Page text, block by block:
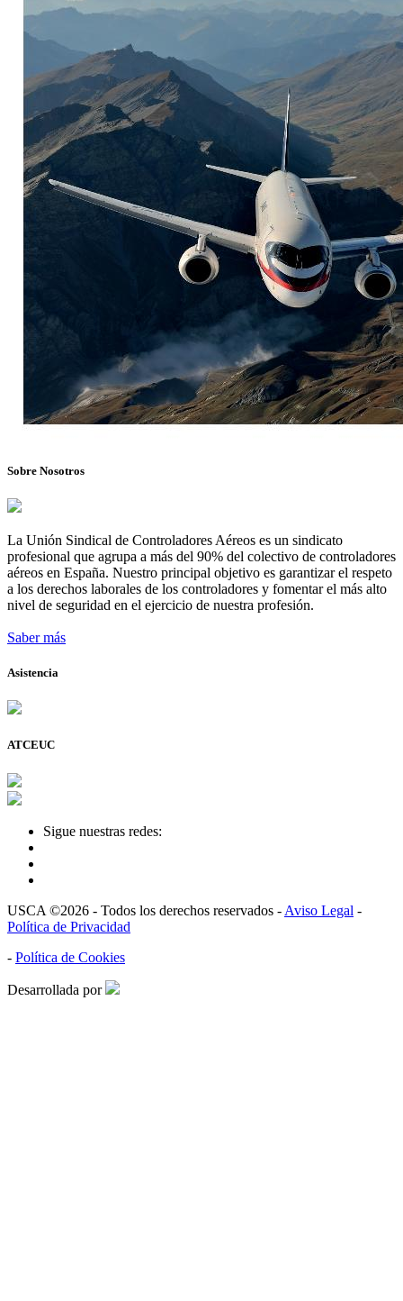
Sobre Nosotros
La Unión Sindical de Controladores Aéreos es un sindicato
profesional que agrupa a más del 90% del colectivo de controladores
aéreos en España. Nuestro principal objetivo es garantizar el respeto
a los derechos laborales de los controladores y fomentar el más alto
nivel de seguridad en el ejercicio de nuestra profesión.
Saber más
Asistencia
ATCEUC
Sigue nuestras redes:
USCA ©2026 - Todos los derechos reservados - Aviso Legal -
Política de Privacidad
- Política de Cookies
Desarrollada por